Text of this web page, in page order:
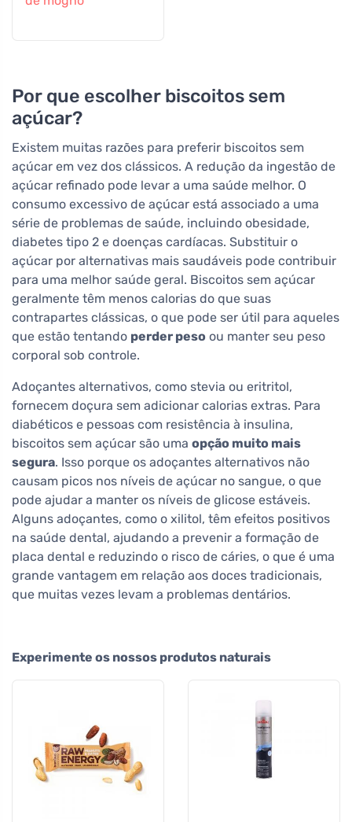
Por que escolher biscoitos sem
açúcar?
Existem muitas razões para preferir biscoitos sem
açúcar em vez dos clássicos. A redução da ingestão de
açúcar refinado pode levar a uma saúde melhor. O
consumo excessivo de açúcar está associado a uma
série de problemas de saúde, incluindo obesidade,
diabetes tipo 2 e doenças cardíacas. Substituir o
açúcar por alternativas mais saudáveis pode contribuir
para uma melhor saúde geral. Biscoitos sem açúcar
geralmente têm menos calorias do que suas
contrapartes clássicas, o que pode ser útil para aqueles
que estão tentando perder peso ou manter seu peso
corporal sob controle.
Adoçantes alternativos, como stevia ou eritritol,
fornecem doçura sem adicionar calorias extras. Para
diabéticos e pessoas com resistência à insulina,
biscoitos sem açúcar são uma opção muito mais
segura. Isso porque os adoçantes alternativos não
causam picos nos níveis de açúcar no sangue, o que
pode ajudar a manter os níveis de glicose estáveis.
Alguns adoçantes, como o xilitol, têm efeitos positivos
na saúde dental, ajudando a prevenir a formação de
placa dental e reduzindo o risco de cáries, o que é uma
grande vantagem em relação aos doces tradicionais,
que muitas vezes levam a problemas dentários.
Experimente os nossos produtos naturais